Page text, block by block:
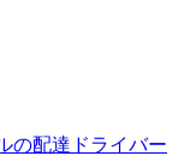
の配達ドライバー